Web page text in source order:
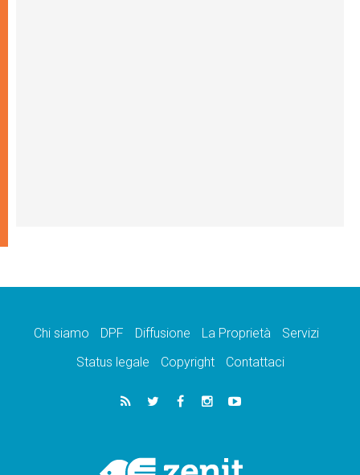
Chi siamo DPF Diffusione La Proprietà
Servizi
Status legale
Copyright Contattaci